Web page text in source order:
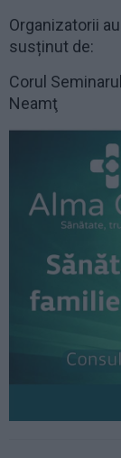
Organizatorii
susținut de:
Corul
Neamţ